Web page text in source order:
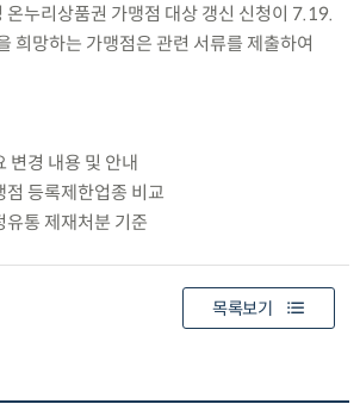
누리상품권 가맹점 대상 갱신 신청이 7.19.
희망하는 가맹점은 관련 서류를 제출하여
변경 내용 및 안내
등록제한업종 비교
통 제재처분 기준
목록보기